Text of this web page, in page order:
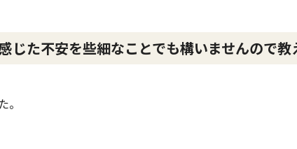
じた不安を些細なことでも構いませんので教